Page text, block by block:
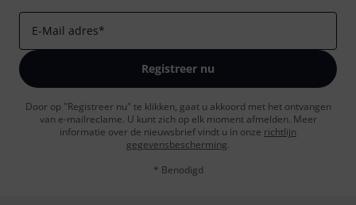
E-Mail adres*
Registreer nu
Door op "Registreer nu" te klikken, gaat u akkoord met het ontvangen
van e-mailreclame. U kunt zich op elk moment afmelden. Meer
informatie over de nieuwsbrief vindt u in onze richtlijn
gegevensbescherming.
* Benodigd